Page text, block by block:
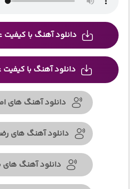
دانلود آهنگ با کیفیت
دانلود آهنگ با کیفیت
دانلود آهنگ های
دانلود آهنگ های
دانلود آهنگ های